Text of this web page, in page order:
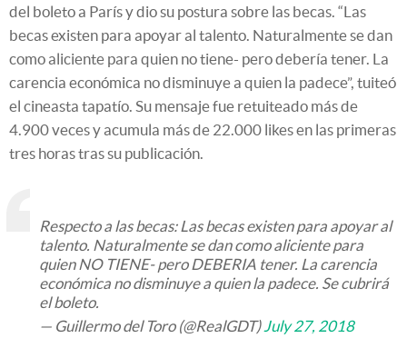
del boleto a París y dio su postura sobre las becas. “Las
becas existen para apoyar al talento. Naturalmente se dan
como aliciente para quien no tiene- pero debería tener. La
carencia económica no disminuye a quien la padece”, tuiteó
el cineasta tapatío. Su mensaje fue retuiteado más de
4.900 veces y acumula más de 22.000 likes en las primeras
tres horas tras su publicación.
Respecto a las becas: Las becas existen para apoyar al
talento. Naturalmente se dan como aliciente para
quien NO TIENE- pero DEBERIA tener. La carencia
económica no disminuye a quien la padece. Se cubrirá
el boleto.
— Guillermo del Toro (@RealGDT)July 27, 2018